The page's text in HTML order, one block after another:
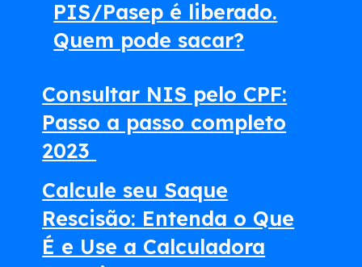
Calcule seu Saque
Rescisão: Entenda o Que
É e Use a Calculadora
Consultar NIS pelo CPF:
Passo a passo completo
2023
PIS/Pasep é liberado.
Quem pode sacar?